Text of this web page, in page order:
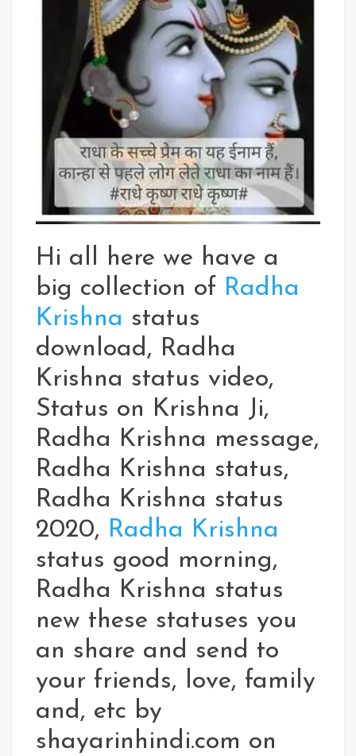
Status
In
Hindi,
Radha
Krishna
Love
Hi all here we have a
big collection of Radha
Krishna status
download, Radha
Krishna status video,
Status on Krishna Ji,
Radha Krishna message,
Radha Krishna status,
Radha Krishna status
2020, Radha Krishna
status good morning,
Radha Krishna status
new these statuses you
an share and send to
your friends, love, family
and, etc by
shayarinhindi.com on